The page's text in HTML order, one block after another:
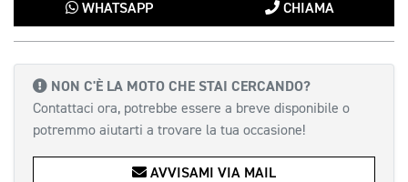
WHATSAPP CHIAMA
NON C'È LA MOTO CHE STAI CERCANDO?
Contattaci ora, potrebbe essere a breve disponibile o
potremmo aiutarti a trovare la tua occasione!
AVVISAMI VIA MAIL